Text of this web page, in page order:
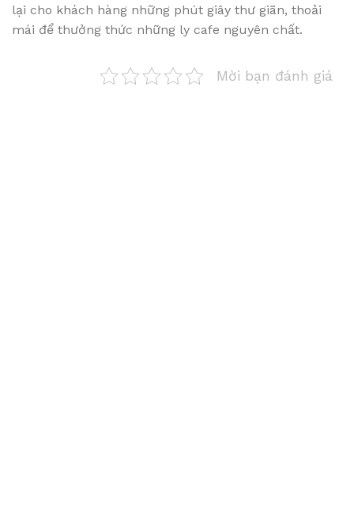
lại cho khách hàng những phút giây thư giãn, thoải
mái để thưởng thức những ly cafe nguyên chất.
Mời bạn đánh giá